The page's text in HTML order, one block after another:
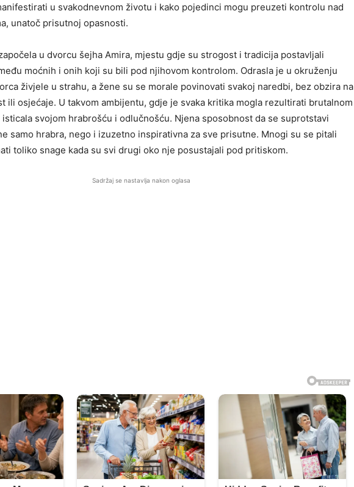
u svakodnevnom životu i kako pojedinci mogu preuzeti kontrolu nad
unatoč prisutnoj opasnosti.
u dvorcu šejha Amira, mjestu gdje su strogost i tradicija postavljali
moćnih i onih koji su bili pod njihovom kontrolom. Odrasla je u okruženju
živjele u strahu, a žene su se morale povinovati svakoj naredbi, bez obzira na
ili osjećaje. U takvom ambijentu, gdje je svaka kritika mogla rezultirati brutalnom
isticala svojom hrabrošću i odlučnošću. Njena sposobnost da se suprotstavi
samo hrabra, nego i izuzetno inspirativna za sve prisutne. Mnogi su se pitali
toliko snage kada su svi drugi oko nje posustajali pod pritiskom.
Sadržaj se nastavlja nakon oglasa